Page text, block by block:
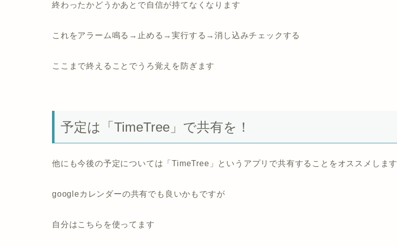
終わったかどうかあとで自信が持てなくなります
これをアラーム鳴る→止める→実行する→消し込みチェックする
ここまで終えることでうろ覚えを防ぎます
予定は 「TimeTree」 で共有を！
他にも今後の予定については「TimeTree」というアプリで共有することをオススメします
googleカレンダーの共有でも良いかもですが
自分はこちらを使ってます